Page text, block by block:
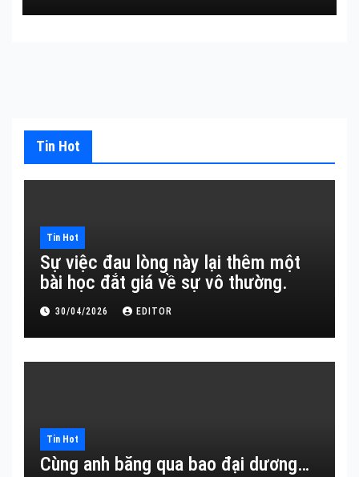
Tin Hot
Tin Hot
Sự việc đau lòng này lại thêm một
bài học đắt giá về sự vô thường.
30/04/2026 EDITOR
Tin Hot
Cùng anh băng qua bao đại dương…